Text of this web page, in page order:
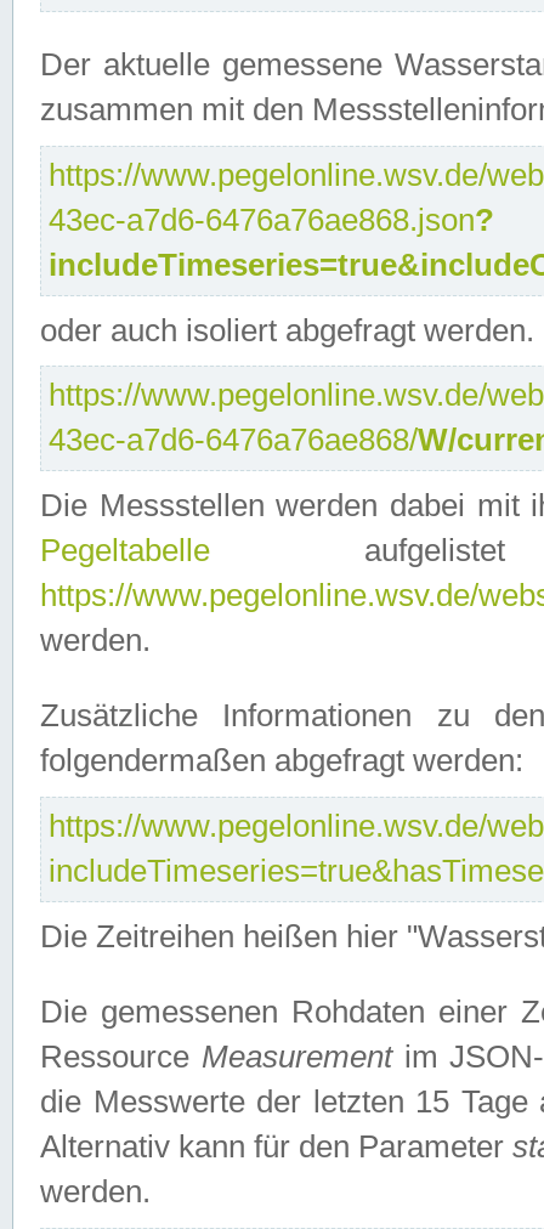
Der aktuelle gemessene
zusammen mit den
https://www.pegelonline.wsv.de/
43ec-a7d6-6476a76ae868.json?
oder auch isoliert abgefragt werden.
https://www.pegelonline.wsv.de/
43ec-a7d6-6476a76ae868/W/
Die Messstellen werden dabei mit
Pegeltabelle
https://www.pegelonline.wsv.de/
werden.
Zusätzliche Informationen zu
folgendermaßen abgefragt werden:
https://www.pegelonline.wsv.de/
Die Zeitreihen heißen hier
Die gemessenen Rohdaten einer
Ressource Measurementim JSON-
die Messwerte der letzten 15
Alternativ kann für den Parameter
werden.